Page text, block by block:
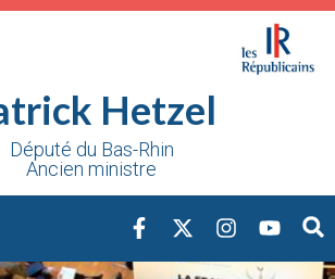
Hetzel
Député du Bas-Rhin
Ancien ministre